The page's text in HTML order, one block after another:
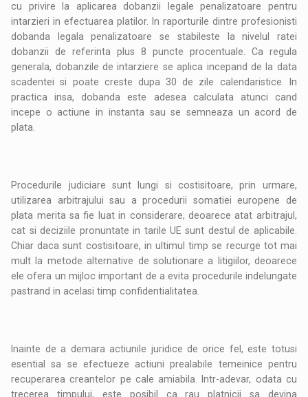
cu privire la aplicarea dobanzii legale penalizatoare pentru
intarzieri in efectuarea platilor. In raporturile dintre profesionisti
dobanda legala penalizatoare se stabileste la nivelul ratei
dobanzii de referinta plus 8 puncte procentuale. Ca regula
generala, dobanzile de intarziere se aplica incepand de la data
scadentei si poate creste dupa 30 de zile calendaristice. In
practica insa, dobanda este adesea calculata atunci cand
incepe o actiune in instanta sau se semneaza un acord de
plata.
Procedurile judiciare sunt lungi si costisitoare, prin urmare,
utilizarea arbitrajului sau a procedurii somatiei europene de
plata merita sa fie luat in considerare, deoarece atat arbitrajul,
cat si deciziile pronuntate in tarile UE sunt destul de aplicabile.
Chiar daca sunt costisitoare, in ultimul timp se recurge tot mai
mult la metode alternative de solutionare a litigiilor, deoarece
ele ofera un mijloc important de a evita procedurile indelungate
pastrand in acelasi timp confidentialitatea.
Inainte de a demara actiunile juridice de orice fel, este totusi
esential sa se efectueze actiuni prealabile temeinice pentru
recuperarea creantelor pe cale amiabila. Intr-adevar, odata cu
trecerea timpului, este posibil ca rau platnicii sa devina